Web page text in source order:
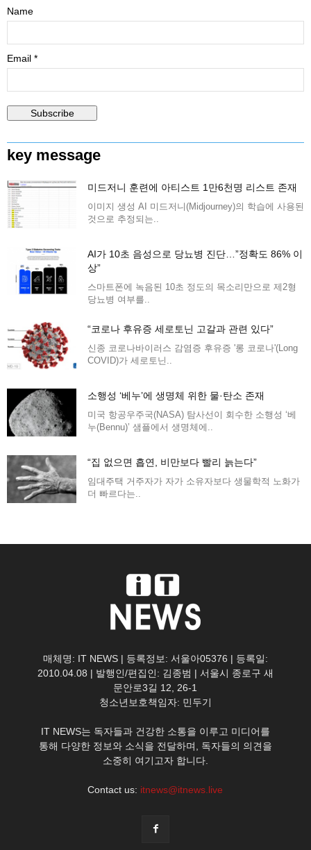
Name
Email *
key message
미드저니 훈련에 아티스트 1만6천명 리스트 존재
이미지 생성 AI 미드저니(Midjourney)의 학습에 사용된
것으로 추정되는..
AI가 10초 음성으로 당뇨병 진단…”정확도 86% 이
상”
스마트폰에 녹음된 10초 정도의 목소리만으로 제2형
당뇨병 여부를..
“코로나 후유증 세로토닌 고갈과 관련 있다”
신종 코로나바이러스 감염증 후유증 '롱 코로나'(Long
COVID)가 세로토닌..
소행성 ‘베누’에 생명체 위한 물·탄소 존재
미국 항공우주국(NASA) 탐사선이 회수한 소행성 ‘베
누(Bennu)’ 샘플에서 생명체에..
“집 없으면 흡연, 비만보다 빨리 늙는다”
임대주택 거주자가 자가 소유자보다 생물학적 노화가
더 빠르다는..
매체명: IT NEWS | 등록정보: 서울아05376 | 등록일:
2010.04.08 | 발행인/편집인: 김종범 | 서울시 종로구 새
문안로3길 12, 26-1
청소년보호책임자: 민두기
IT NEWS는 독자들과 건강한 소통을 이루고 미디어를
통해 다양한 정보와 소식을 전달하며, 독자들의 의견을
소중히 여기고자 합니다.
Contact us: itnews@itnews.live